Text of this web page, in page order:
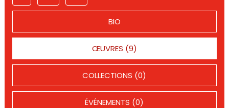
BIO
ŒUVRES (9)
COLLECTIONS (0)
ÉVÉNEMENTS (0)